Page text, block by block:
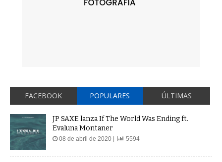
FACEBOOK POPULARES ÚLTIMAS
JP SAXE lanza If The World Was Ending ft.
Evaluna Montaner
08 de abril de 2020 | 5594